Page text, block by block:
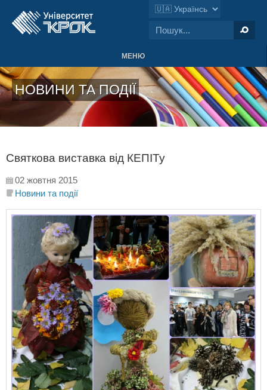
МЕНЮ
НОВИНИ ТА ПОДІЇ
Святкова виставка від КЕПІТу
02 жовтня 2015
Новини та події